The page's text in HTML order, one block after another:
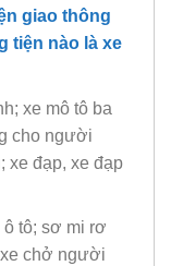
giao thông
tiện nào là xe
xe mô tô ba
cho người
xe đạp, xe đạp
tô; sơ mi rơ
chở người